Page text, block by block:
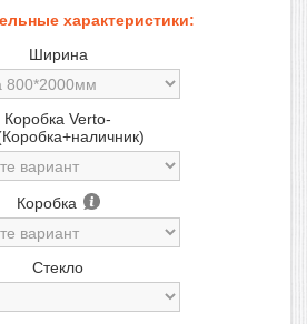
характеристики:
Ширина
Коробка Verto-
Коробка
Стекло